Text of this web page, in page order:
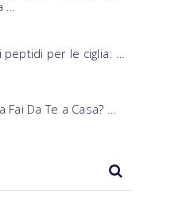
per le ciglia: …
Fai Da Te a Casa? …